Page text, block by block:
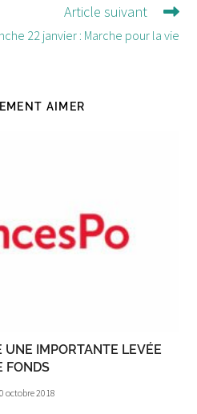
Article suivant
22 janvier : Marche pour la vie
AIMER
UNE IMPORTANTE LEVÉE
FONDS
octobre 2018